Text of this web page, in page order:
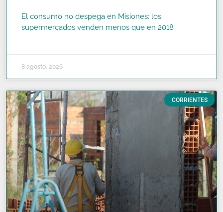
El consumo no despega en Misiones: los
supermercados venden menos que en 2018
8 agosto, 2026
CORRIENTES